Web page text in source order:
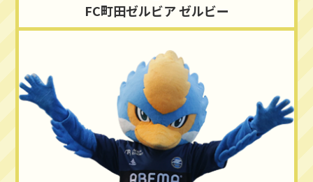
FC町田ゼルビア ゼルビー